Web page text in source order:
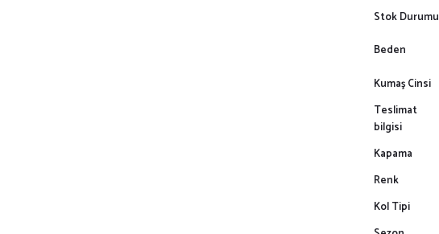
Stok Durumu
Beden
Kumaş Cinsi
Teslimat
bilgisi
Kapama
Renk
Kol Tipi